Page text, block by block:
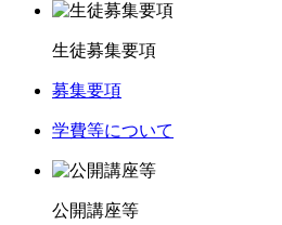
生徒募集要項
募集要項
学費等について
公開講座等